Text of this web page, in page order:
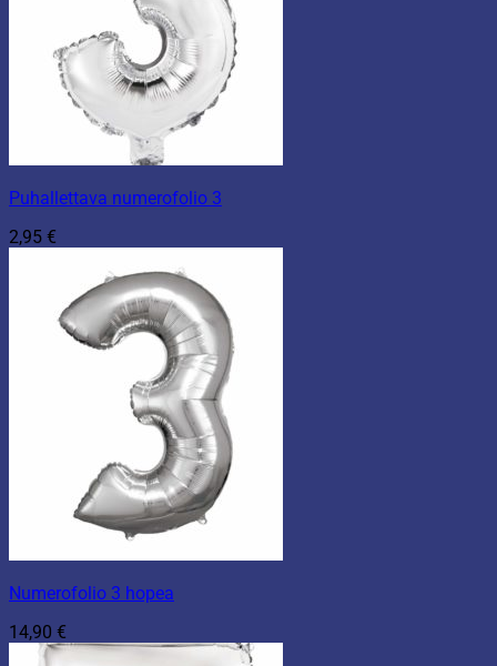
Puhallettava numerofolio 3
2,95 €
Numerofolio 3 hopea
14,90 €